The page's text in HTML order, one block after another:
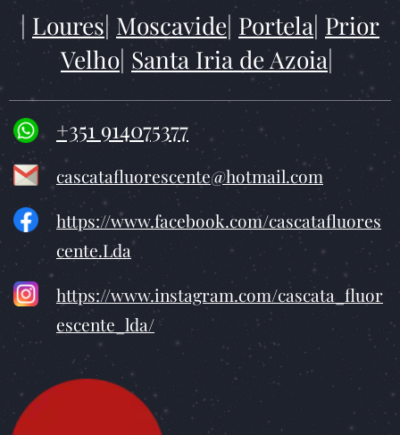
| Loures| Moscavide| Portela| Prior
Velho| Santa Iria de Azoia|
+351 914075377
cascatafluorescente@hotmail.com
https://www.facebook.com/cascatafluores
cente.Lda
https://www.instagram.com/cascata_fluor
escente_lda/